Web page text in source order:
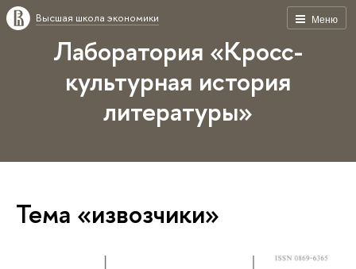
Меню
Высшая школа экономики
Лаборатория «Кросс-
культурная история
литературы»
Тема «извозчики»